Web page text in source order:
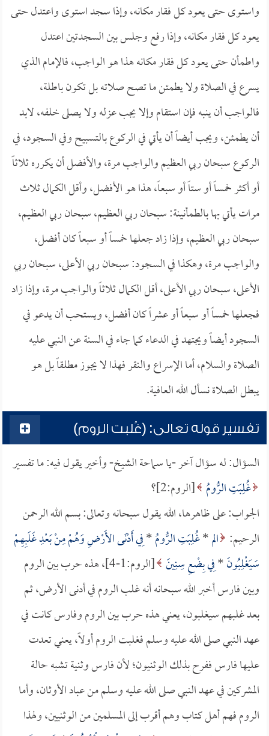
واستوى حتى يعود كل فقار مكانه، وإذا سجد استوى واعتدل حتى
يعود كل فقار مكانه، وإذا رفع وجلس بين السجدتين اعتدل
واطمأن حتى يعود كل فقار مكانه هذا هو الواجب، فالإمام الذي
يسرع في الصلاة ولا يطمئن ما تصح صلاته بل تكون باطلة،
فالواجب أن ينبه فإن استقام وإلا يجب عزله ولا يصلى خلفه، لابد
أن يطمئن، ويجب أيضاً أن يأتي في الركوع بالتسبيح وفي السجود، في
الركوع سبحان ربي العظيم والواجب مرة، والأفضل أن يكرره ثلاثاً
أو أكثر خمساً أو ستاً أو سبعاً، هذا هو الأفضل، وأقل الكمال ثلاث
مرات يأتي بها بالطمأنينة: سبحان ربي العظيم، سبحان ربي العظيم،
سبحان ربي العظيم، وإذا زاد جعلها خمساً أو سبعاً كان أفضل،
والواجب مرة، وهكذا في السجود: سبحان ربي الأعلى، سبحان ربي
الأعلى، سبحان ربي الأعلى، أقل الكمال ثلاثاً والواجب مرة، وإذا زاد
فجعلها خمساً أو سبعاً أو عشراً كان أفضل، ويستحب أن يدعو في
السجود أيضاً ويجتهد في الدعاء كما جاء في السنة عن النبي عليه
الصلاة والسلام، أما الإسراع والنقر فهذا لا يجوز مطلقاً بل هو
يبطل الصلاة نسأل الله العافية.
تفسير قوله تعالى: (غُلبت الروم)
السؤال: له سؤال آخر -يا سماحة الشيخ- وأخير يقول فيه: ما تفسير
غُلِبَتِ الرُّومُ [الروم:2]؟
الجواب: على ظاهرها، الله يقول سبحانه وتعالى: بسم الله الرحمن
الرحيم: الم*غُلِبَتِ الرُّومُ*فِي أَدْنَى الأَرْضِ وَهُمْ مِنْ بَعْدِ غَلَبِهِمْ
سَيَغْلِبُونَ*فِي بِضْعِ سِنِينَ
[الروم:1-4]، هذه حرب بين الروم
وبين فارس أخبر الله سبحانه أنه غلب الروم في أدنى الأرض، ثم
بعد غلبهم سيغلبون، يعني هذه حرب بين الروم وفارس كانت في
عهد النبي صلى الله عليه وسلم فغلبت الروم أولاً، يعني تعدت
عليها فارس ففرح بذلك الوثنيون؛ لأن فارس وثنية تشبه حالة
المشركين في عهد النبي صلى الله عليه وسلم من عباد الأوثان، وأما
الروم فهم أهل كتاب وهم أقرب إلى المسلمين من الوثنيين، ولهذا